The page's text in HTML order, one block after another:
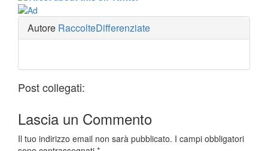
Autore RaccolteDifferenziate
Post collegati:
Lascia un Commento
Il tuo indirizzo email non sarà pubblicato. I campi obbligatori